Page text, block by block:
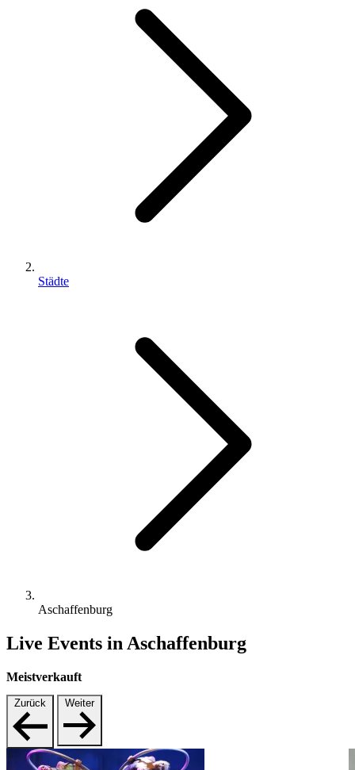
Städte
Aschaffenburg
Live Events in Aschaffenburg
Meistverkauft
Zurück Weiter